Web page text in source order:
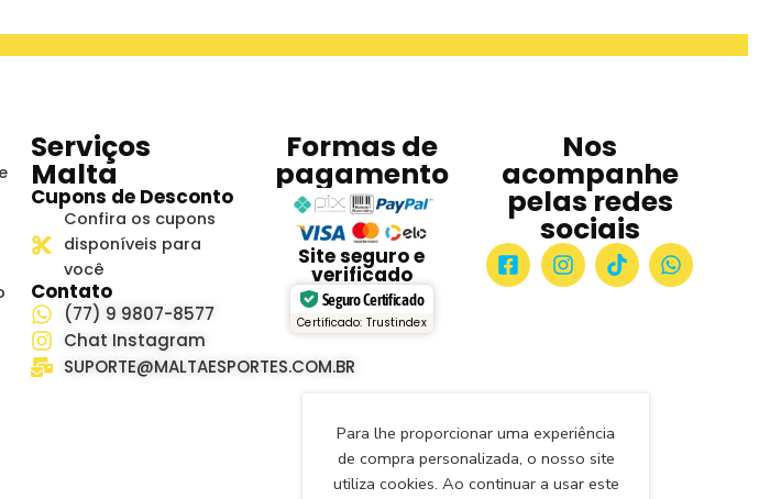
Serviços
Malta
Cupons de Desconto
Confira os cupons
disponíveis para
você
Contato
(77) 9 9807-8577
Chat Instagram
SUPORTE@MALTAESPORTES.COM.BR
Formas de
pagamento
Site seguro e
verificado
Seguro Certificado
Certificado: Trustindex
Nos
acompanhe
pelas redes
sociais
Para lhe proporcionar uma experiência
de compra personalizada, o nosso site
utiliza cookies. Ao continuar a usar este